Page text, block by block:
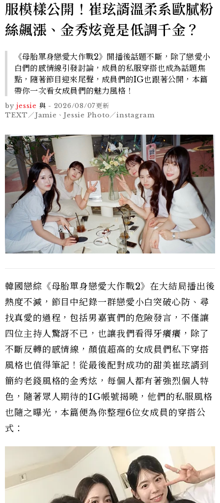
服模樣公開！崔玹諝溫柔系歐膩粉
絲飆漲、金秀炫竟是低調千金？
《母胎單身戀愛大作戰2》開播後話題不斷，除了戀愛小
白們的感情線引發討論，成員的私服穿搭也成為話題焦
點，隨著節目迎來尾聲，成員們的IG也跟著公開，本篇
帶你一次看女成員們的魅力風格！
by jessie 與 - 2026/08/07更新
TEXT／Jamie、Jessie Photo／instagram
韓國戀綜《母胎單身戀愛大作戰2》在大結局播出後
熱度不減，節目中紀錄一群戀愛小白突破心防、尋
找真愛的過程，包括男嘉賓們的危險發言，不僅讓
四位主持人驚訝不已，也讓我們看得牙癢癢，除了
不斷反轉的感情線，顏值超高的女成員們私下穿搭
風格也值得筆記！從最後配對成功的甜美崔玹諝到
簡約老錢風格的金秀炫，每個人都有著強烈個人特
色，隨著眾人期待的IG帳號揭曉，他們的私服風格
也隨之曝光，本篇便為你整理6位女成員的穿搭公
式：